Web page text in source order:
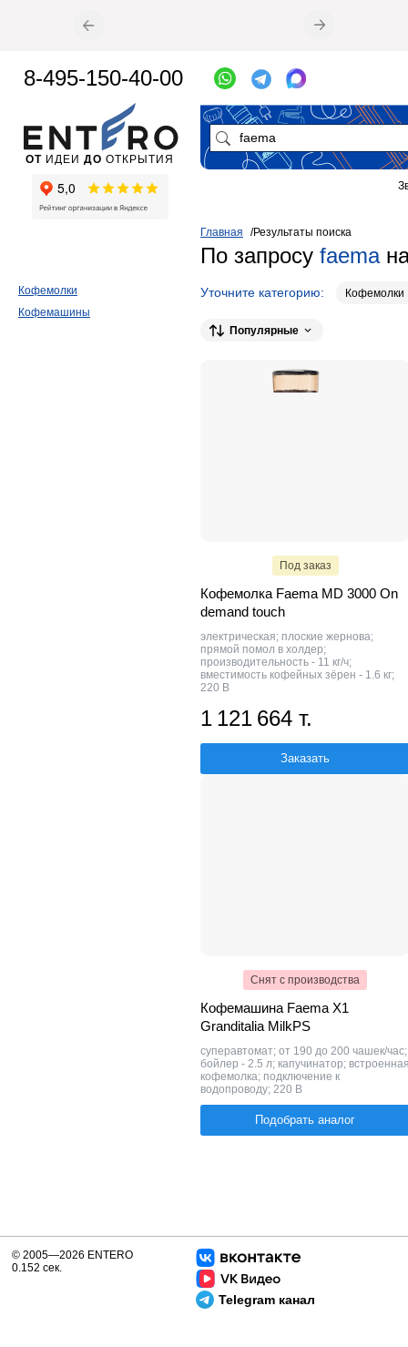
Главная Результаты поиска
По запросу faema
Уточните категорию: Кофемолки
Популярные
Под заказ
Кофемолка Faema MD 3000 On
demand touch
электрическая; плоские жернова;
прямой помол в холдер;
производительность - 11 кг/ч;
вместимость кофейных зёрен - 1.6 кг;
220 В
1 121 664 т.
Заказать
Снят с производства
Кофемашина Faema X1
Granditalia MilkPS
суперавтомат; от 190 до 200 чашек/час;
бойлер - 2.5 л; капучинатор;
кофемолка; подключение к
водопроводу; 220 В
Подобрать аналог
Кофемолки
Кофемашины
ОТ ИДЕИ ДО ОТКРЫТИЯ
8-495-150-40-00
Telegram канал
© 2005—2026 ENTERO
0.152 сек.